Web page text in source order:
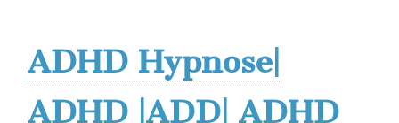
ADHD Hypnose|
ADHD |ADD| ADHD